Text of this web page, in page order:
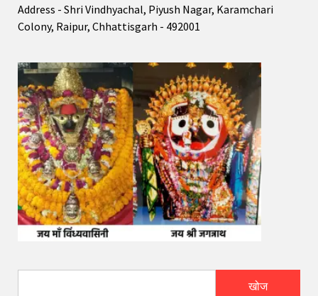
Address - Shri Vindhyachal, Piyush Nagar, Karamchari
Colony, Raipur, Chhattisgarh - 492001
खोज